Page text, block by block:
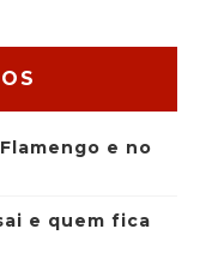
e no
e quem fica